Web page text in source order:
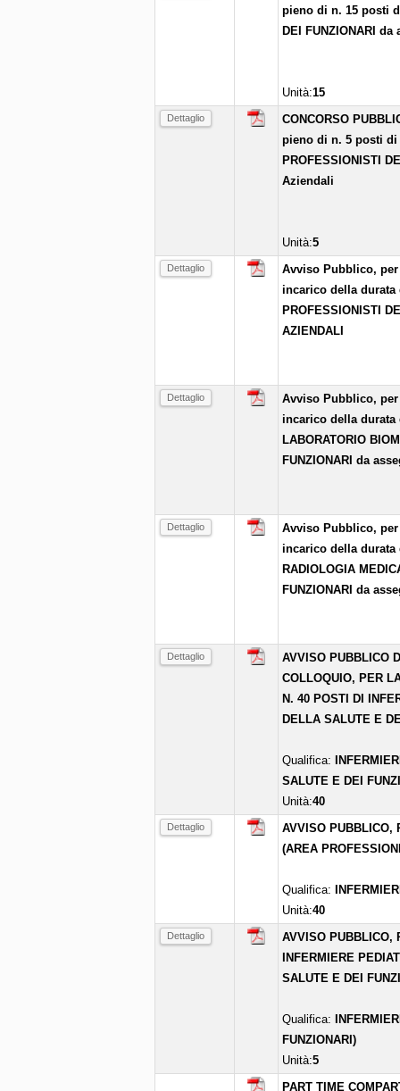
pieno di n. 15 posti
DEI FUNZIONARI
Unità:15
Dettaglio
CONCORSO
pieno di n. 5 posti di
PROFESSIONISTI
Aziendali
Unità:5
Dettaglio
Avviso Pubblico,
incarico della durata
PROFESSIONISTI
AZIENDALI
Dettaglio
Avviso Pubblico,
incarico della durata
LABORATORIO
FUNZIONARI da
Dettaglio
Avviso Pubblico,
incarico della durata
RADIOLOGIA
FUNZIONARI da
Dettaglio
AVVISO PUBBLICO
COLLOQUIO, PER
N. 40 POSTI DI
DELLA SALUTE E
Qualifica:
SALUTE E DEI
Unità:40
Dettaglio
AVVISO PUBBLICO,
(AREA
Qualifica:
Unità:40
Dettaglio
AVVISO PUBBLICO,
INFERMIERE
SALUTE E DEI
Qualifica:
FUNZIONARI)
Unità:5
PART TIME